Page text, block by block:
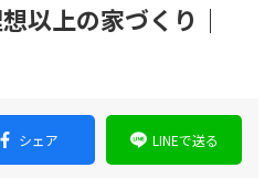
以上の家づくり｜
シェア LINEで送る